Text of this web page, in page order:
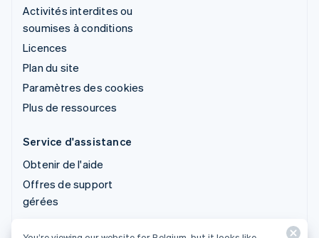
Activités interdites ou
soumises à conditions
Licences
Plan du site
Paramètres des cookies
Plus de ressources
Service d'assistance
Obtenir de l'aide
Offres de support
gérées